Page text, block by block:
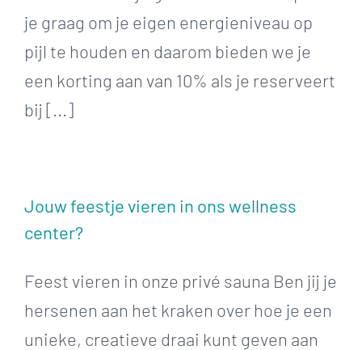
je graag om je eigen energieniveau op
pijl te houden en daarom bieden we je
een korting aan van 10% als je reserveert
bij [...]
Jouw feestje vieren in ons wellness
center?
Feest vieren in onze privé sauna Ben jij je
hersenen aan het kraken over hoe je een
unieke, creatieve draai kunt geven aan